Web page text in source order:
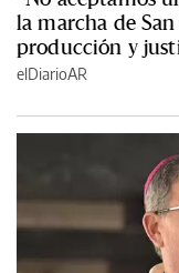
la marcha de
producción y
elDiarioAR